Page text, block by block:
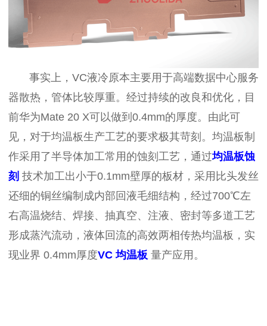
事实上， VC液冷原本主要用于高端数据中心服务
器散热，管体比较厚重。经过持续的改良和优化，目
前华为Mate 20 X可以做到 0.4mm的厚度。由此可
见，对于均温板生产工艺的要求极其苛刻。均温板制
作采用了半导体加工常用的蚀刻工艺，通过均温板蚀
刻 技术加工出小于0.1mm壁厚的板材，采用比头发丝
还细的铜丝编制成内部回液毛细结构，经过700℃左
右高温烧结、焊接、抽真空、注液、密封等多道工艺
形成蒸汽流动，液体回流的高效两相传热均温板，实
现业界 0.4mm厚度VC 均温板 量产应用。